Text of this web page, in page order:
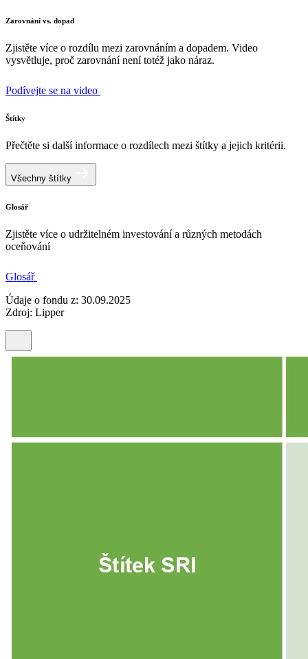
Zarovnání vs. dopad
Zjistěte více o rozdílu mezi zarovnáním a dopadem. Video
vysvětluje, proč zarovnání není totéž jako náraz.
Podívejte se na video
Štítky
Přečtěte si další informace o rozdílech mezi štítky a jejich kritérii.
Všechny štítky
Glosář
Zjistěte více o udržitelném investování a různých metodách
oceňování
Glosář
Údaje o fondu z: 30.09.2025
Zdroj: Lipper